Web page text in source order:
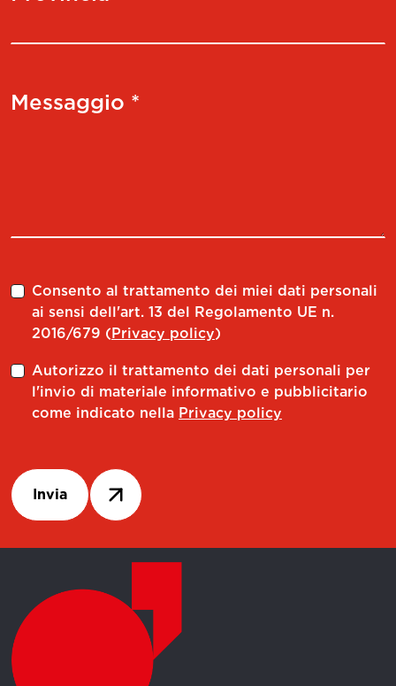
Messaggio *
Consento al trattamento dei miei dati personali
ai sensi dell'art. 13 del Regolamento UE n.
2016/679 (Privacy policy)
Autorizzo il trattamento dei dati personali per
l'invio di materiale informativo e pubblicitario
come indicato nella Privacy policy
Invia